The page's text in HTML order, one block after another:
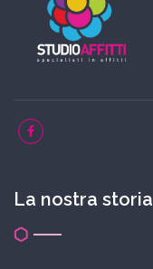
La nostra storia